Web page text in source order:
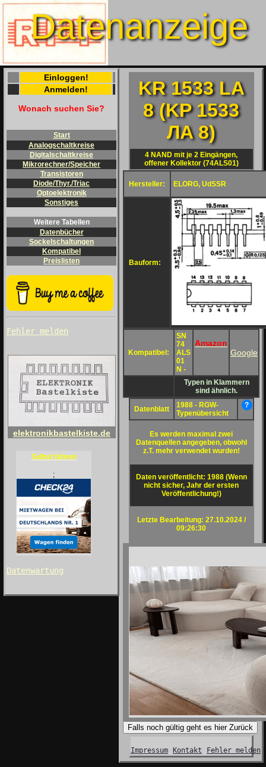
Datenanzeige
Einloggen!
Anmelden!
Wonach suchen Sie?
Start
Analogschaltkreise
Digitalschaltkreise
Mikrorechner/Speicher
Transistoren
Diode/Thyr./Triac
Optoelektronik
Sonstiges
Weitere Tabellen
Datenbücher
Sockelschaltungen
Kompatibel
Preislisten
Fehler melden
elektronikbastelkiste.de
Selbst fahren
;
Datenwartung
KR 1533 LA
8 (KP 1533
ЛA 8)
4 NAND mit je 2 Eingängen,
offener Kollektor (74ALS01)
Hersteller: ELORG, UdSSR
Bauform:
Kompatibel:
SN
74
ALS
01
N -
Amazon
Google
Typen in Klammern
sind ähnlich.
Datenblatt
1988 - RGW-
Typenübersicht
?
Es werden maximal zwei
Datenquellen angegeben, obwohl
z.T. mehr verwendet wurden!
Daten veröffentlicht: 1988 (Wenn
nicht sicher, Jahr der ersten
Veröffentlichung!)
Letzte Bearbeitung: 27.10.2024 /
09:26:30
Falls noch gültig geht es hier Zurück
Impressum Kontakt Fehler melden